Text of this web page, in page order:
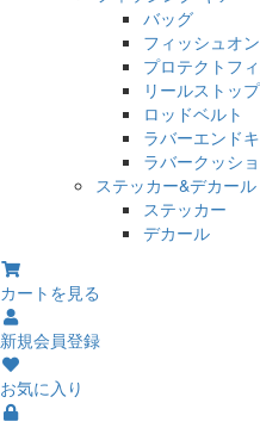
バッグ
フィッシュオ
プロテクトフ
リールストッ
ロッドベルト
ラバーエンド
ラバークッシ
ステッカー&デカール
ステッカー
デカール
カートを見る
新規会員登録
お気に入り